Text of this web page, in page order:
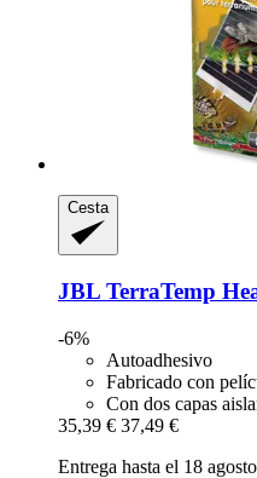
Cesta
JBL TerraTemp
-6%
Autoadhesivo
Fabricado con
Con dos capas
35,39 € 37,49 €
Entrega hasta el 18 agosto